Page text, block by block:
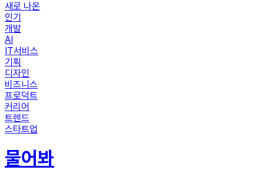
새로 나온
인기
개발
AI
IT서비스
기획
디자인
비즈니스
프로덕트
커리어
트렌드
스타트업
물어봐